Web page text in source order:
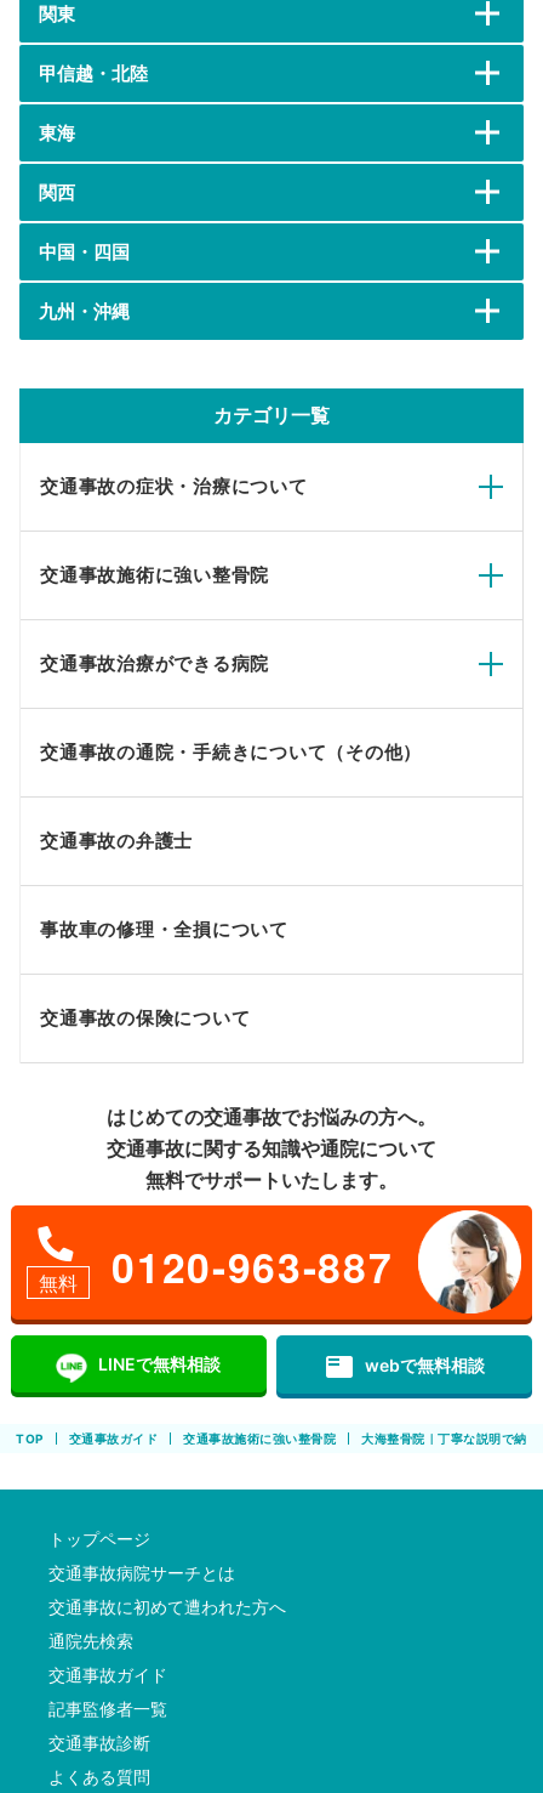
関東
甲信越・北陸
東海
関西
中国・四国
九州・沖縄
カテゴリ一覧
交通事故の症状・治療について
交通事故施術に強い整骨院
交通事故治療ができる病院
交通事故の通院・手続きについて（その他）
交通事故の弁護士
事故車の修理・全損について
交通事故の保険について
はじめての交通事故でお悩みの方へ。
交通事故に関する知識や通院について
無料でサポートいたします。
無料 0120-963-887
LINEで無料相談 featured_play_list webで無料相談
TOP 交通事故ガイド 交通事故施術に強い整骨院 大海整骨院｜丁寧な説明で納
トップページ
交通事故病院サーチとは
交通事故に初めて遭われた方へ
通院先検索
交通事故ガイド
記事監修者一覧
交通事故診断
よくある質問